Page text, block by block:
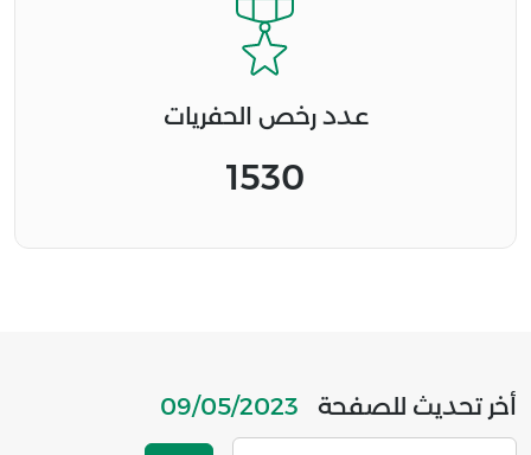
عدد رخص الحفريات
1530
أخر تحديث للصفحة 09/05/2023